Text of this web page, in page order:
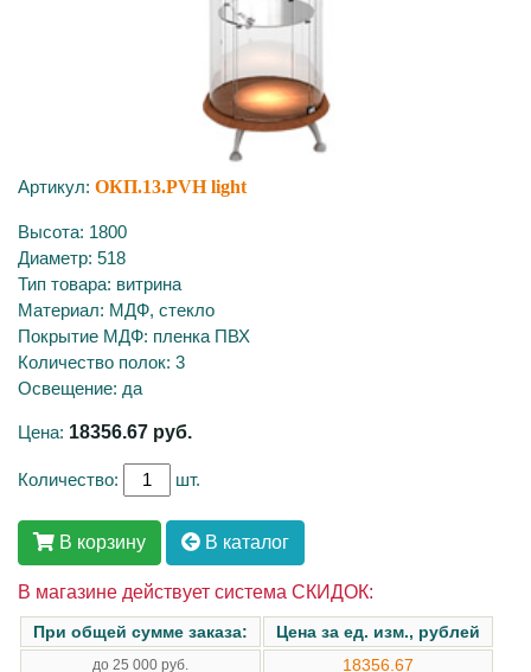
Артикул: ОКП.13.PVH light
Высота: 1800
Диаметр: 518
Тип товара: витрина
Материал: МДФ, стекло
Покрытие МДФ: пленка ПВХ
Количество полок: 3
Освещение: да
Цена: 18356.67 руб.
Количество: шт.
В корзину В каталог
В магазине действует система СКИДОК:
При общей сумме заказа: Цена за ед. изм., рублей
до 25 000 руб. 18356.67